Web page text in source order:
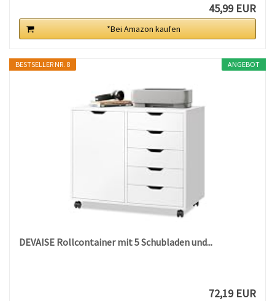
45,99 EUR
*Bei Amazon kaufen
ANGEBOT
BESTSELLER NR. 8
DEVAISE Rollcontainer mit 5 Schubladen und...
72,19 EUR